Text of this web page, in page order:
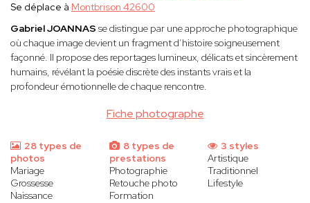
Fiche photographe
Se déplace à Montbrison 42600
Gabriel JOANNAS se distingue par une approche photographique
où chaque image devient un fragment d’histoire soigneusement
façonné. Il propose des reportages lumineux, délicats et sincèrement
humains, révélant la poésie discrète des instants vrais et la
profondeur émotionnelle de chaque rencontre.
28 types de
photos
Mariage
Grossesse
Naissance
8 types de
prestations
Photographie
Retouche photo
Formation
3 styles
Artistique
Traditionnel
Lifestyle